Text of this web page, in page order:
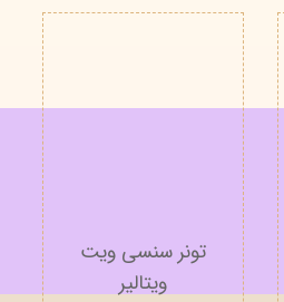
تونر سنسی ویت
ویتالیر